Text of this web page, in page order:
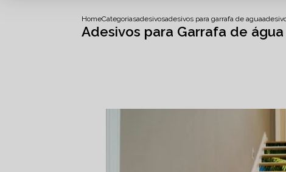
HomeCategoriasadesivosadesivos para garrafa de agua
Adesivos para Garrafa de